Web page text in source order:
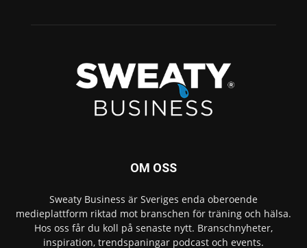
OM OSS
Sweaty Business är Sveriges enda oberoende
medieplattform riktad mot branschen för träning och hälsa.
Hos oss får du koll på senaste nytt. Branschnyheter,
inspiration, trendspaningar podcast och events.